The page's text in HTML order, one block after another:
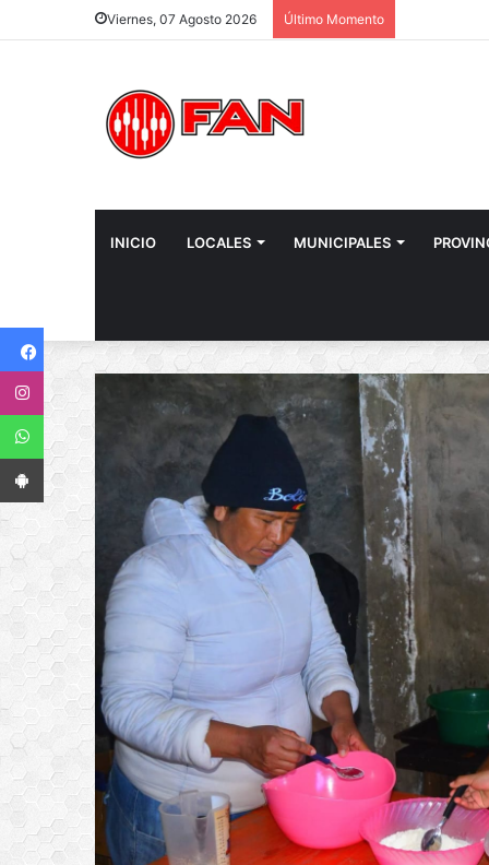
Viernes, 07 Agosto 2026 Último Momento
INICIO LOCALES MUNICIPALES
Instagram
App Android